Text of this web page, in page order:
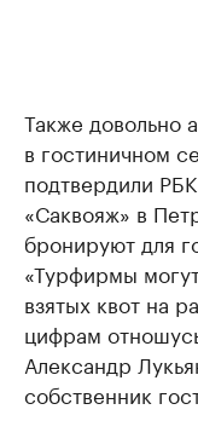
Также довольно
в гостиничном
подтвердили
«Саквояж» в
бронируют для
«Турфирмы
взятых квот на
цифрам
Александр
собственник